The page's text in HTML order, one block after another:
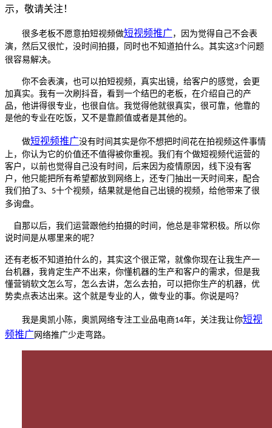
示，敬请关注！
很多老板不愿意拍短视频做短视频推广 ，因为觉得自己不会表
演，然后又很忙，没时间拍摄，同时也不知道拍什么。其实这3个问题
很容易解决。
你不会表演，也可以拍短视频，真实出镜，给客户的感觉，会更
加真实。我有一次刷抖音，看到一个结巴的老板，在介绍自己的产
品，他讲得很专业，也很自信。我觉得他就很真实，很可靠，他靠的
是他的专业在吃饭，又不是靠颜值或者是其他的。
做短视频推广没有时间其实是你不想把时间花在拍视频这件事情
上，你认为它的价值还不值得被你重视。我们有个做短视频代运营的
客户，以前也觉得自己没有时间，后来因为疫情原因，线下没有客
户，他只能把所有希望都放到网络上，还专门抽出一天时间来，配合
我们拍了3、 5十个视频，结果就是他自己出镜的视频，给他带来了很
多询盘。
自那以后，我们运营跟他约拍摄的时间，他总是非常积极。所以你
说时间是从哪里来的呢？
还有老板不知道拍什么的，其实这个很正常，就像你现在让我生产一
台机器，我肯定生产不出来，你懂机器的生产和客户的需求，但是我
懂营销软文怎么写，怎么去讲，怎么去拍，可以把你生产的机器，优
势卖点表达出来。这个就是专业的人，做专业的事。你说是吗？
我是奥凯小陈，奥凯网络专注工业品电商14年，关注我让你短视
频推广 网络推广少走弯路。